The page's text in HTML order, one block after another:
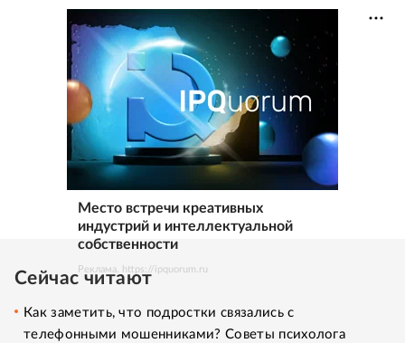
Место встречи креативных
индустрий и интеллектуальной
собственности
Реклама. https://ipquorum.ru
Сейчас читают
Как заметить, что подростки связались с
телефонными мошенниками? Советы психолога